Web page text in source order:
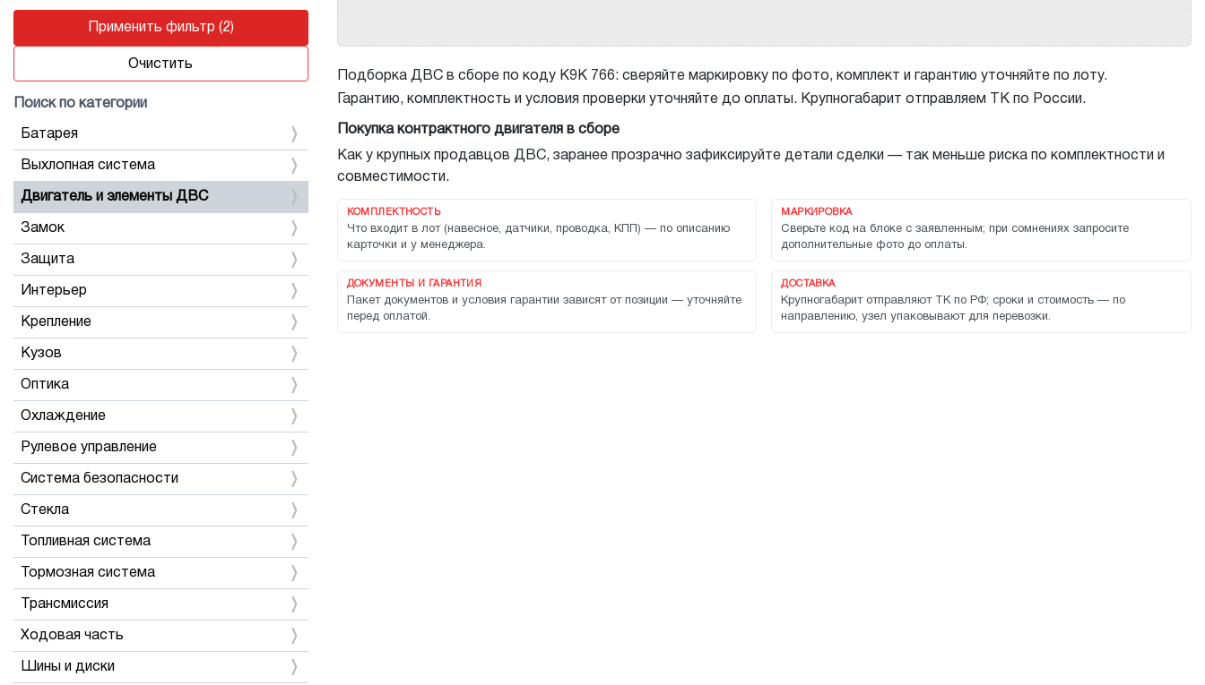
Применить фильтр (2)
Очистить
Поиск по категории
Батарея
Выхлопная система
Двигатель и элементы ДВС
Замок
Защита
Интерьер
Крепление
Кузов
Оптика
Охлаждение
Рулевое управление
Система безопасности
Стекла
Топливная система
Тормозная система
Трансмиссия
Ходовая часть
Шины и диски
Подборка ДВС в сборе по коду K9K 766: сверяйте маркировку по фото, комплект и гарантию уточняйте по лоту.
Гарантию, комплектность и условия проверки уточняйте до оплаты. Крупногабарит отправляем ТК по России.
Покупка контрактного двигателя в сборе
Как у крупных продавцов ДВС, заранее прозрачно зафиксируйте детали сделки — так меньше риска по комплектности и
совместимости.
КОМПЛЕКТНОСТЬ
Что входит в лот (навесное, датчики, проводка, КПП) — по описанию
карточки и у менеджера.
МАРКИРОВКА
Сверьте код на блоке с заявленным; при сомнениях запросите
дополнительные фото до оплаты.
ДОКУМЕНТЫ И ГАРАНТИЯ
Пакет документов и условия гарантии зависят от позиции — уточняйте
перед оплатой.
ДОСТАВКА
Крупногабарит отправляют ТК по РФ; сроки и стоимость — по
направлению, узел упаковывают для перевозки.